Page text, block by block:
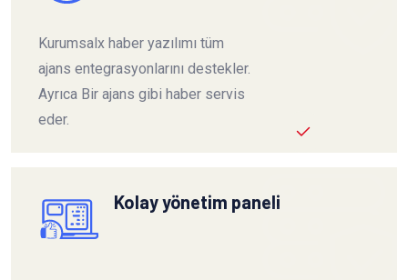
Kurumsalx haber yazılımı tüm
ajans entegrasyonlarını destekler.
Ayrıca Bir ajans gibi haber servis
eder.
Kolay yönetim paneli